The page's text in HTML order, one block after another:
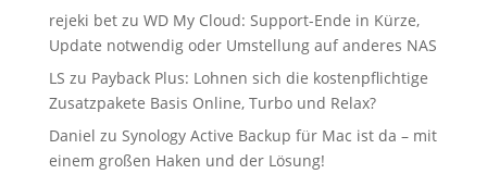
rejeki betzu WD My Cloud: Support-Ende in Kürze,
Update notwendig oder Umstellung auf anderes NAS
LS zu Payback Plus: Lohnen sich die kostenpflichtige
Zusatzpakete Basis Online, Turbo und Relax?
Daniel zu Synology Active Backup für Mac ist da – mit
einem großen Haken und der Lösung!